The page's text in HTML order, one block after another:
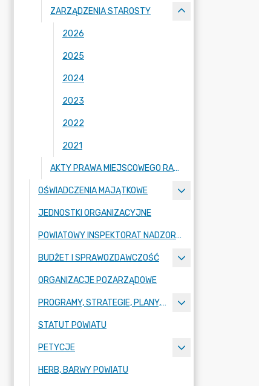
ZARZĄDZENIA STAROSTY
2026
2025
2024
2023
2022
2021
AKTY PRAWA MIEJSCOWEGO RADY POWIATU ZGORZELECKIEGO
OŚWIADCZENIA MAJĄTKOWE
JEDNOSTKI ORGANIZACYJNE
POWIATOWY INSPEKTORAT NADZORU BUDOWLANEGO
BUDŻET I SPRAWOZDAWCZOŚĆ
ORGANIZACJE POZARZĄDOWE
PROGRAMY, STRATEGIE, PLANY, RAPORTY
STATUT POWIATU
PETYCJE
HERB, BARWY POWIATU